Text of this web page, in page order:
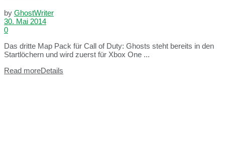
by GhostWriter
30. Mai 2014
0
Das dritte Map Pack für Call of Duty: Ghosts steht bereits in den
Startlöchern und wird zuerst für Xbox One ...
Read moreDetails